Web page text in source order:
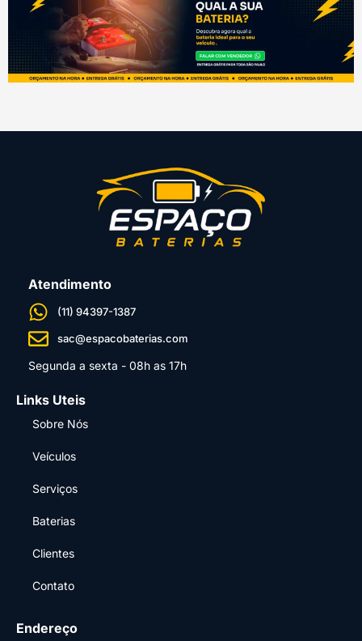
Atendimento
(11) 94397-1387
sac@espacobaterias.com
Segunda a sexta - 08h as 17h
Links Uteis
Sobre Nós
Veículos
Serviços
Baterias
Clientes
Contato
Endereço